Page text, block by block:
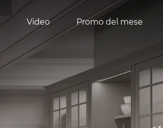
Video Promo del mese